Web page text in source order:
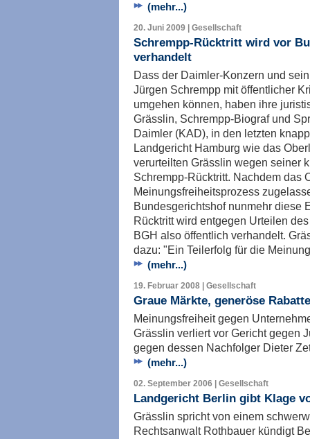
(mehr...)
20. Juni 2009 | Gesellschaft
Schrempp-Rücktritt wird vor
verhandelt
Dass der Daimler-Konzern und
Jürgen Schrempp mit öffentlicher
umgehen können, haben ihre
Grässlin, Schrempp-Biograf und
Daimler (KAD), in den letzten
Landgericht Hamburg wie das
verurteilten Grässlin wegen seiner
Schrempp-Rücktritt. Nachdem das
Meinungsfreiheitsprozess
Bundesgerichtshof nunmehr diese
Rücktritt wird entgegen Urteilen
BGH also öffentlich verhandelt.
dazu: "Ein Teilerfolg für die
(mehr...)
19. Februar 2008 | Gesellschaft
Graue Märkte, generöse Rabatte
Meinungsfreiheit gegen
Grässlin verliert vor Gericht gegen
gegen dessen Nachfolger Dieter
(mehr...)
02. September 2006 | Gesellschaft
Landgericht Berlin gibt Klage
Grässlin spricht von einem
Rechtsanwalt Rothbauer kündigt